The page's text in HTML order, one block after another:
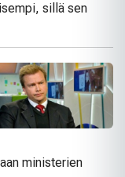
sillä sen
ministerien